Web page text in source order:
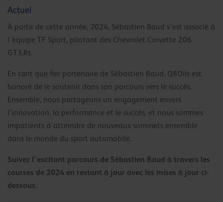
Actuel
À partir de cette année, 2024, Sébastien Baud s’est associé à
l’équipe TF Sport, pilotant des Chevrolet Corvette Z06
GT3.Rs.
En tant que fier partenaire de Sébastien Baud, Q8Oils est
honoré de le soutenir dans son parcours vers le succès.
Ensemble, nous partageons un engagement envers
l’innovation, la performance et le succès, et nous sommes
impatients d’atteindre de nouveaux sommets ensemble
dans le monde du sport automobile.
Suivez l’excitant parcours de Sébastien Baud à travers les
courses de 2024 en restant à jour avec les mises à jour ci-
dessous.